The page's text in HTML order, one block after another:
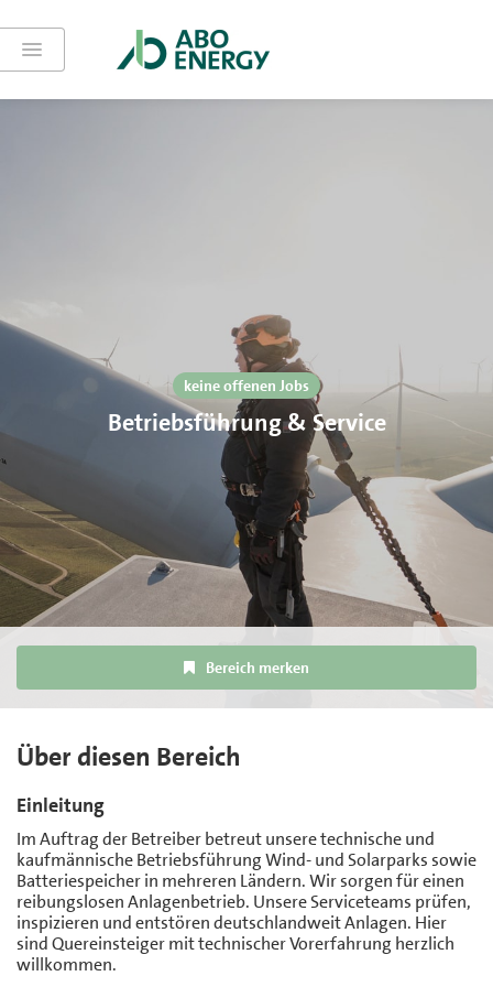
keine offenen Jobs
Betriebsführung & Service
Bereich merken
Über diesen Bereich
Einleitung
Im Auftrag der Betreiber betreut unsere technische und
kaufmännische Betriebsführung Wind- und Solarparks sowie
Batteriespeicher in mehreren Ländern. Wir sorgen für einen
reibungslosen Anlagenbetrieb. Unsere Serviceteams prüfen,
inspizieren und entstören deutschlandweit Anlagen. Hier
sind Quereinsteiger mit technischer Vorerfahrung herzlich
willkommen.